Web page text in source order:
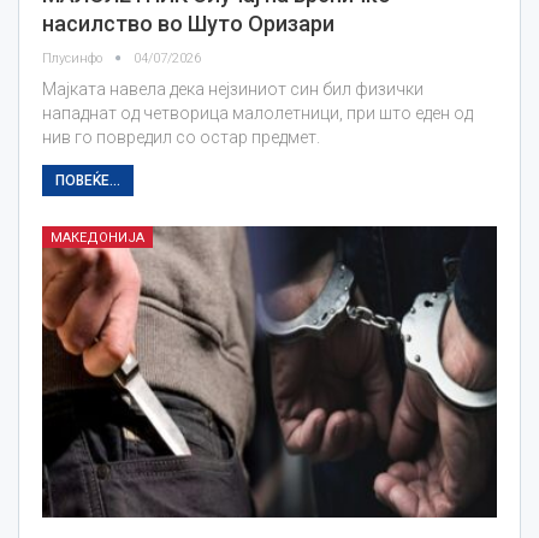
насилство во Шуто Оризари
Плусинфо 04/07/2026
Мајката навела дека нејзиниот син бил физички
нападнат од четворица малолетници, при што еден од
нив го повредил со остар предмет.
ПОВЕЌЕ...
МАКЕДОНИЈА